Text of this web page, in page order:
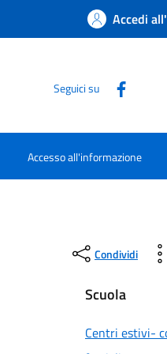
Accedi
Seguici su
Accesso all'informazione
Condividi
Scuola
Centri estivi-